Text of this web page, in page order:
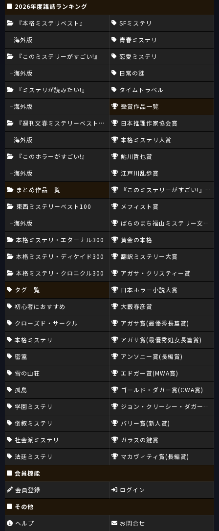
2026年度雑誌ランキング
『本格ミステリベスト』
海外版
『このミステリーがすごい!』
海外版
『ミステリが読みたい!』
海外版
『週刊文春ミステリーベスト10』
海外版
『このホラーがすごい!』
海外版
まとめ作品一覧
東西ミステリーベスト100
海外版
本格ミステリ・エターナル300
本格ミステリ・ディケイド300
本格ミステリ・クロニクル300
タグ一覧
初心者におすすめ
クローズド・サークル
本格ミステリ
密室
雪の山荘
孤島
学園ミステリ
倒叙ミステリ
社会派ミステリ
法廷ミステリ
SFミステリ
青春ミステリ
恋愛ミステリ
日常の謎
タイムトラベル
受賞作品一覧
日本推理作家協会賞
本格ミステリ大賞
鮎川哲也賞
江戸川乱歩賞
『このミステリーがすごい!』大賞
メフィスト賞
ばらのまち福山ミステリー文学新
黄金の本格
翻訳ミステリー大賞
アガサ・クリスティー賞
日本ホラー小説大賞
大藪春彦賞
アガサ賞(最優秀長篇賞)
アガサ賞(最優秀処女長篇賞)
アンソニー賞(長編賞)
エドガー賞(MWA賞)
ゴールド・ダガー賞(CWA賞)
ジョン・クリーシー・ダガー賞
バリー賞(新人賞)
ガラスの鍵賞
マカヴィティ賞(長編賞)
会員機能
会員登録
ログイン
その他
ヘルプ
お問合せ